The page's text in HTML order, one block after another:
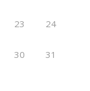
23 24
30 31